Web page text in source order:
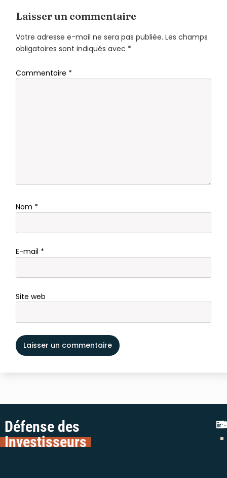
Laisser un commentaire
Votre adresse e-mail ne sera pas publiée. Les champs
obligatoires sont indiqués avec *
Commentaire *
Nom *
E-mail *
Site web
Défense des
Investisseurs